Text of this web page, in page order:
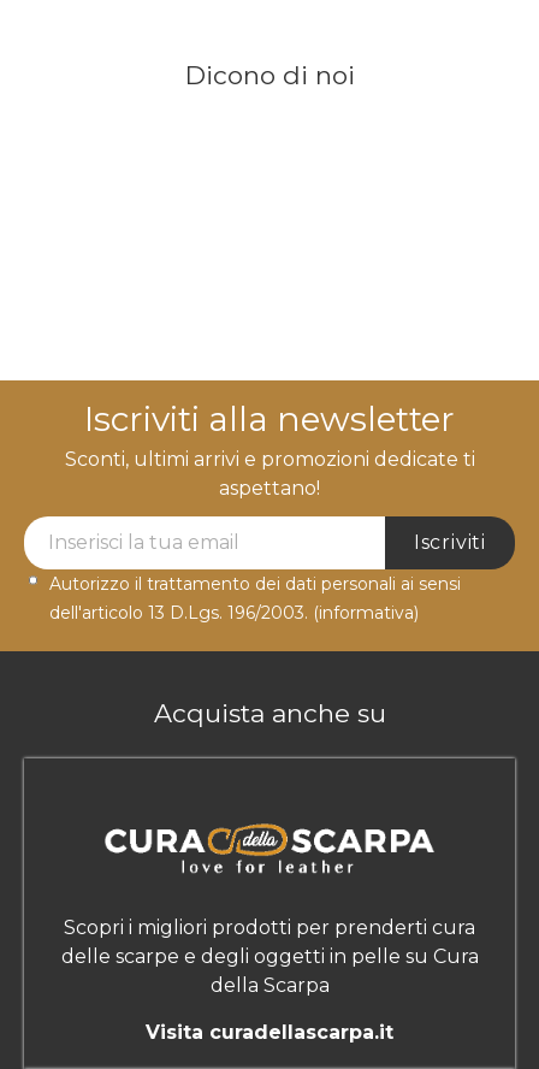
Dicono di noi
Iscriviti alla newsletter
Sconti, ultimi arrivi e promozioni dedicate ti
aspettano!
Newsletter Label
Iscriviti
Autorizzo il trattamento dei dati personali ai sensi
dell'articolo 13 D.Lgs. 196/2003. (informativa)
Acquista anche su
Scopri i migliori prodotti per prenderti cura
delle scarpe e degli oggetti in pelle su Cura
della Scarpa
Visita curadellascarpa.it